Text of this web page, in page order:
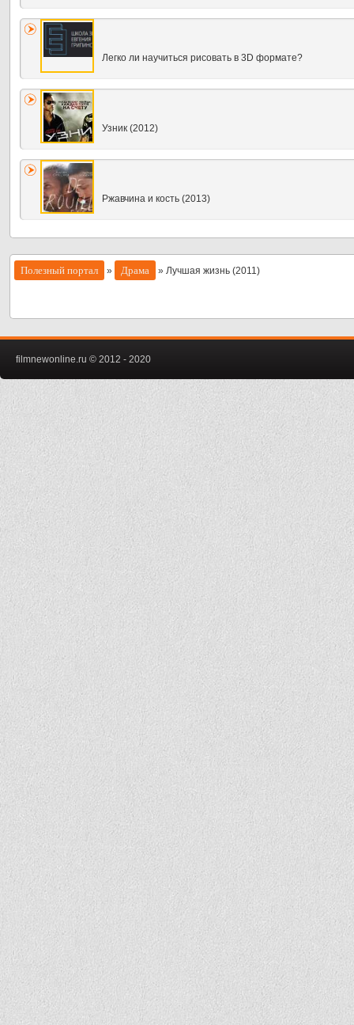
Легко ли научиться рисовать в 3D формате?
Узник (2012)
Ржавчина и кость (2013)
Полезный портал » Драма » Лучшая жизнь (2011)
filmnewonline.ru © 2012 - 2020